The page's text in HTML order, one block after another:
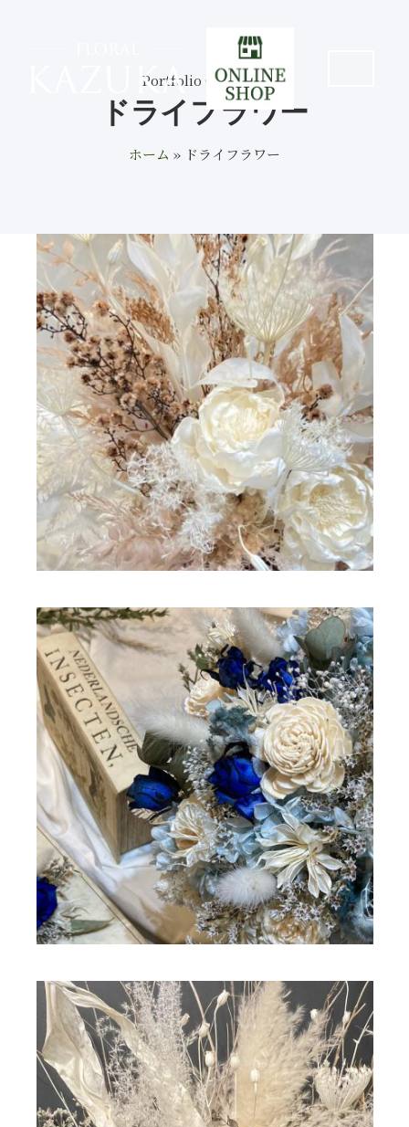
Portfolio Category
ドライフラワー
ホーム » ドライフラワー
ドライフラワー
ドライフラワー